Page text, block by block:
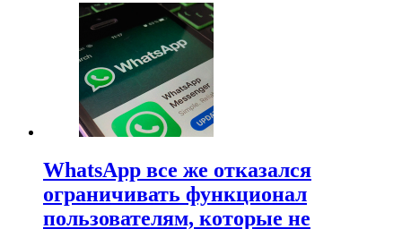
WhatsApp все же отказался
ограничивать функционал
пользователям, которые не